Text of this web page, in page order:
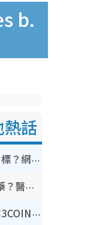
b.
話
裝修拆鐵閘隨時變賊人目標？網民揭2大關鍵用途：裝新式等於白裝？附新舊鐵閘分別
網傳公院改用內地/副廠藥？醫生拆解正副廠分別 揭4類人換藥隨時出事
怕蟲人士夏日救星！日本3COINS爆紅驅蟲神器$45起 1招「全程免觸碰」輕鬆搞定小強